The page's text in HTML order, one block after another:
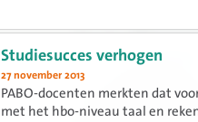
Studiesucces verhogen
27 november 2013
PABO-docenten merkten dat
met het hbo-niveau taal en